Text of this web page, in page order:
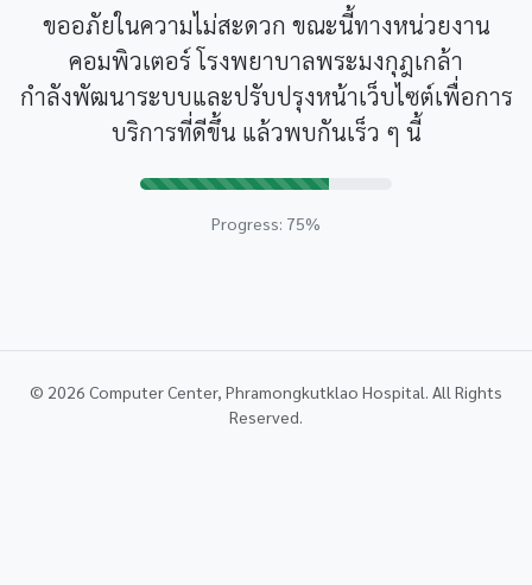
ขออภัยในความไม่สะดวก ขณะนี้ทางหน่วยงาน
คอมพิวเตอร์ โรงพยาบาลพระมงกุฎเกล้า
กำลังพัฒนาระบบและปรับปรุงหน้าเว็บไซต์เพื่อการ
บริการที่ดีขึ้น แล้วพบกันเร็ว ๆ นี้
Progress: 75%
© 2026 Computer Center, Phramongkutklao Hospital. All Rights
Reserved.